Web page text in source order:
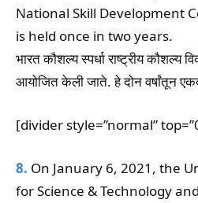
National Skill Development
is held once in two years.
भारत कौशल्य स्पर्धा राष्ट्रीय कौशल्य
आयोजित केली जाते. हे दोन वर्षांतून
[divider style=”normal”
8. On January 6, 2021, the
for Science & Technology